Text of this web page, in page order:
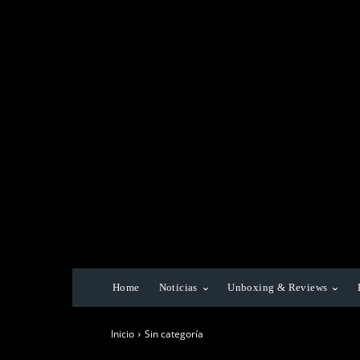
Home Noticias Unboxing & Reviews
Inicio Sin categoría